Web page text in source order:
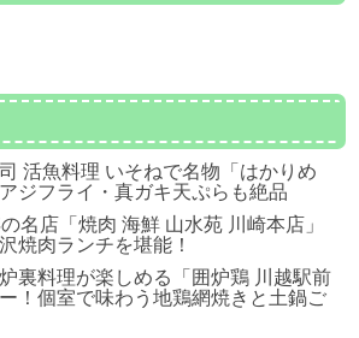
活魚料理 いそねで名物「はかりめ
ジフライ・真ガキ天ぷらも絶品
名店「焼肉 海鮮 山水苑 川崎本店」
焼肉ランチを堪能！
裏料理が楽しめる「囲炉鶏 川越駅前
！個室で味わう地鶏網焼きと土鍋ご